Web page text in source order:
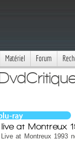
Matériel Forum
at Montreux
at Montreux 1993